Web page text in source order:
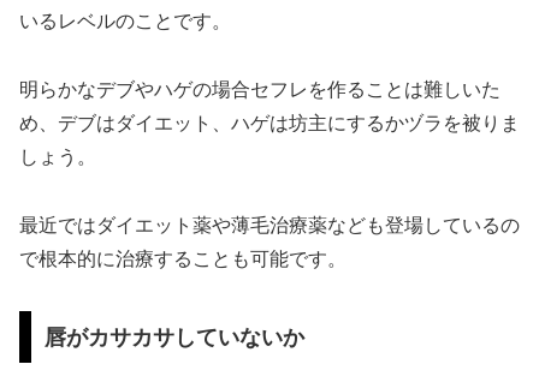
いるレベルのことです。
明らかなデブやハゲの場合セフレを作ることは難しいた
め、デブはダイエット、ハゲは坊主にするかヅラを被りま
しょう。
最近ではダイエット薬や薄毛治療薬なども登場しているの
で根本的に治療することも可能です。
唇がカサカサしていないか